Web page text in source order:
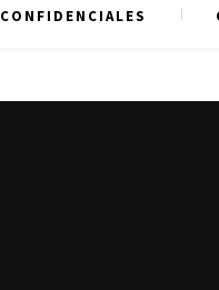
CONFIDENCIALES